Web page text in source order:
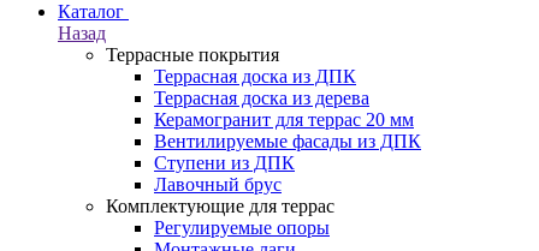
Каталог
Назад
Террасные покрытия
Террасная доска из ДПК
Террасная доска из дерева
Керамогранит для террас 20 мм
Вентилируемые фасады из ДПК
Ступени из ДПК
Лавочный брус
Комплектующие для террас
Регулируемые опоры